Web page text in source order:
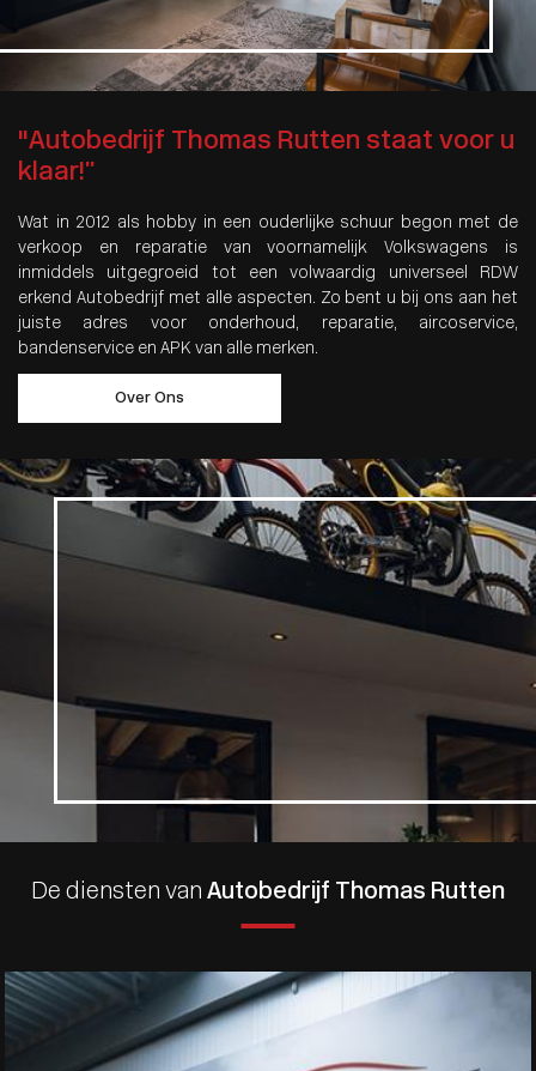
"Autobedrijf Thomas Rutten staat voor u
klaar!”
Wat in 2012 als hobby in een ouderlijke schuur begon met de
verkoop en reparatie van voornamelijk Volkswagens is
inmiddels uitgegroeid tot een volwaardig universeel RDW
erkend Autobedrijf met alle aspecten. Zo bent u bij ons aan het
juiste adres voor onderhoud, reparatie, aircoservice,
bandenservice en APK van alle merken.
Over Ons
De diensten van Autobedrijf Thomas Rutten